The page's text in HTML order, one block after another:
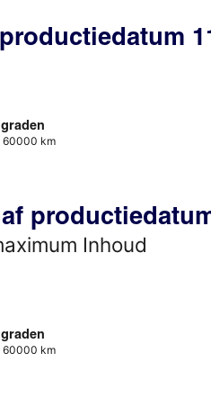
60000 km
Inhoud
60000 km